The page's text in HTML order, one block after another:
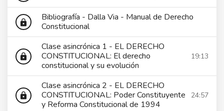
lock
Bibliografía - Dalla Via - Manual de Derecho
Constitucional
lock
Clase asincrónica 1 - EL DERECHO
CONSTITUCIONAL: El derecho
constitucional y su evolución
19:13
lock
Clase asincrónica 2 - EL DERECHO
CONSTITUCIONAL: Poder Constituyente
y Reforma Constitucional de 1994
24:57